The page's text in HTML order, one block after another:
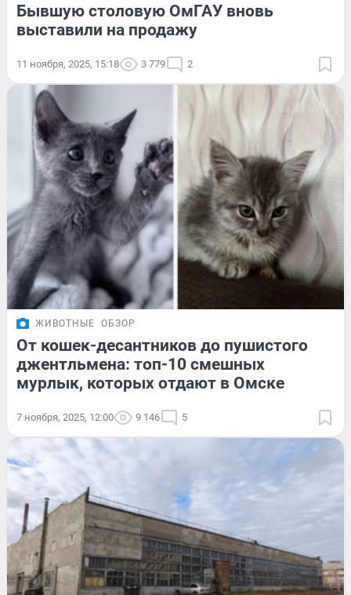
Бывшую столовую ОмГАУ вновь
выставили на продажу
11 ноября, 2025, 15:18 3 779 2
ЖИВОТНЫЕ ОБЗОР
От кошек-десантников до пушистого
джентльмена: топ-10 смешных
мурлык, которых отдают в Омске
7 ноября, 2025, 12:00 9 146 5